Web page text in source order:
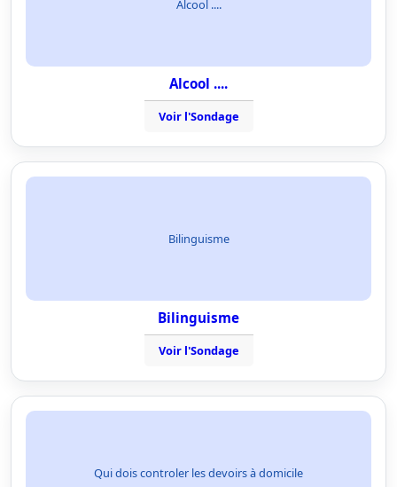
Alcool ....
Alcool ....
Voir l'Sondage
Bilinguisme
Bilinguisme
Voir l'Sondage
Qui dois controler les devoirs à domicile